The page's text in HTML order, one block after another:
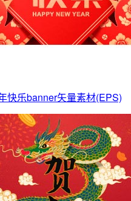
快乐banner矢量素材(EPS)